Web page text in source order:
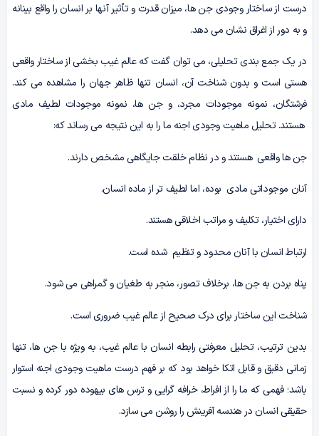
درست از ساختار وجودی جن ها، میزان قدرت و تأثیر آنها بر انسان را واقع بینانه
و به دور از اغراق نشان می دهد.
در یک جمع بندی تحلیلی، می توان گفت که عالم غیب بخشی از ساختار واقعی
هستی است و بدون شناخت آن، انسان تنها ظاهر جهان را مشاهده می کند.
فرشتگان، نمونه موجودات مجرد، و جن ها، نمونه موجودات لطیف مادی
هستند. تحلیل ماهیت وجودی اجنه ما را به این نتیجه می رساند که:
جن ها واقعی هستند و در نظام خلقت جایگاهی مشخص دارند.
آنان موجوداتی مادی بوده، اما لطیف تر از ماده انسان.
دارای اختیار، تکلیف و مراتب اخلاقی هستند.
ارتباط انسان با آنان محدود و تنظیم شده است.
پناه بردن به جن ها، برخلاف تصور، منجر به طغیان و گمراهی می شود.
شناخت این ساختار برای درک صحیح از عالم غیب ضروری است.
بدین ترتیب، تحلیل معرفتی رابطه انسان با عالم غیب، به ویژه با جن ها، تنها
زمانی دقیق و قابل اتکا خواهد بود که بر فهم درست ماهیت وجودی اجنه استوار
باشد؛ فهمی که ما را از افراط، خرافه گرایی و ترس های بیهوده دور کرده و نسبت
حقیقی انسان در هندسه آفرینش را روشن می سازد.